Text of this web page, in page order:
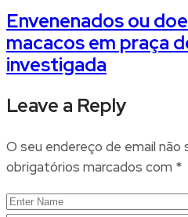
Envenenados ou
macacos em praça
investigada
Leave a Reply
O seu endereço de email não
obrigatórios marcados com *